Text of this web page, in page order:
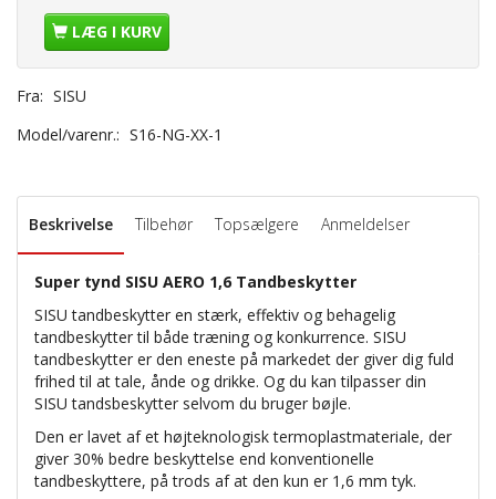
LÆG I KURV
Fra: SISU
Model/varenr.: S16-NG-XX-1
Beskrivelse Tilbehør Topsælgere Anmeldelser
Super tynd SISU AERO 1,6 Tandbeskytter
SISU tandbeskytter en stærk, effektiv og behagelig
tandbeskytter til både træning og konkurrence. SISU
tandbeskytter er den eneste på markedet der giver dig fuld
frihed til at tale, ånde og drikke. Og du kan tilpasser din
SISU tandsbeskytter selvom du bruger bøjle.
Den er lavet af et højteknologisk termoplastmateriale, der
giver 30% bedre beskyttelse end konventionelle
tandbeskyttere, på trods af at den kun er 1,6 mm tyk.